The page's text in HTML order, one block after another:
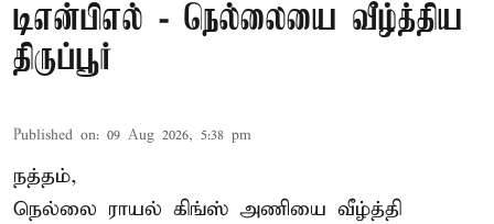
டிஎன்பிஎல் - நெல்லையை வீழ்த்திய
திருப்பூர்
Published on: 09 Aug 2026, 5:38 pm
நத்தம்,
நெல்லை ராயல் கிங்ஸ் அணியை வீழ்த்தி